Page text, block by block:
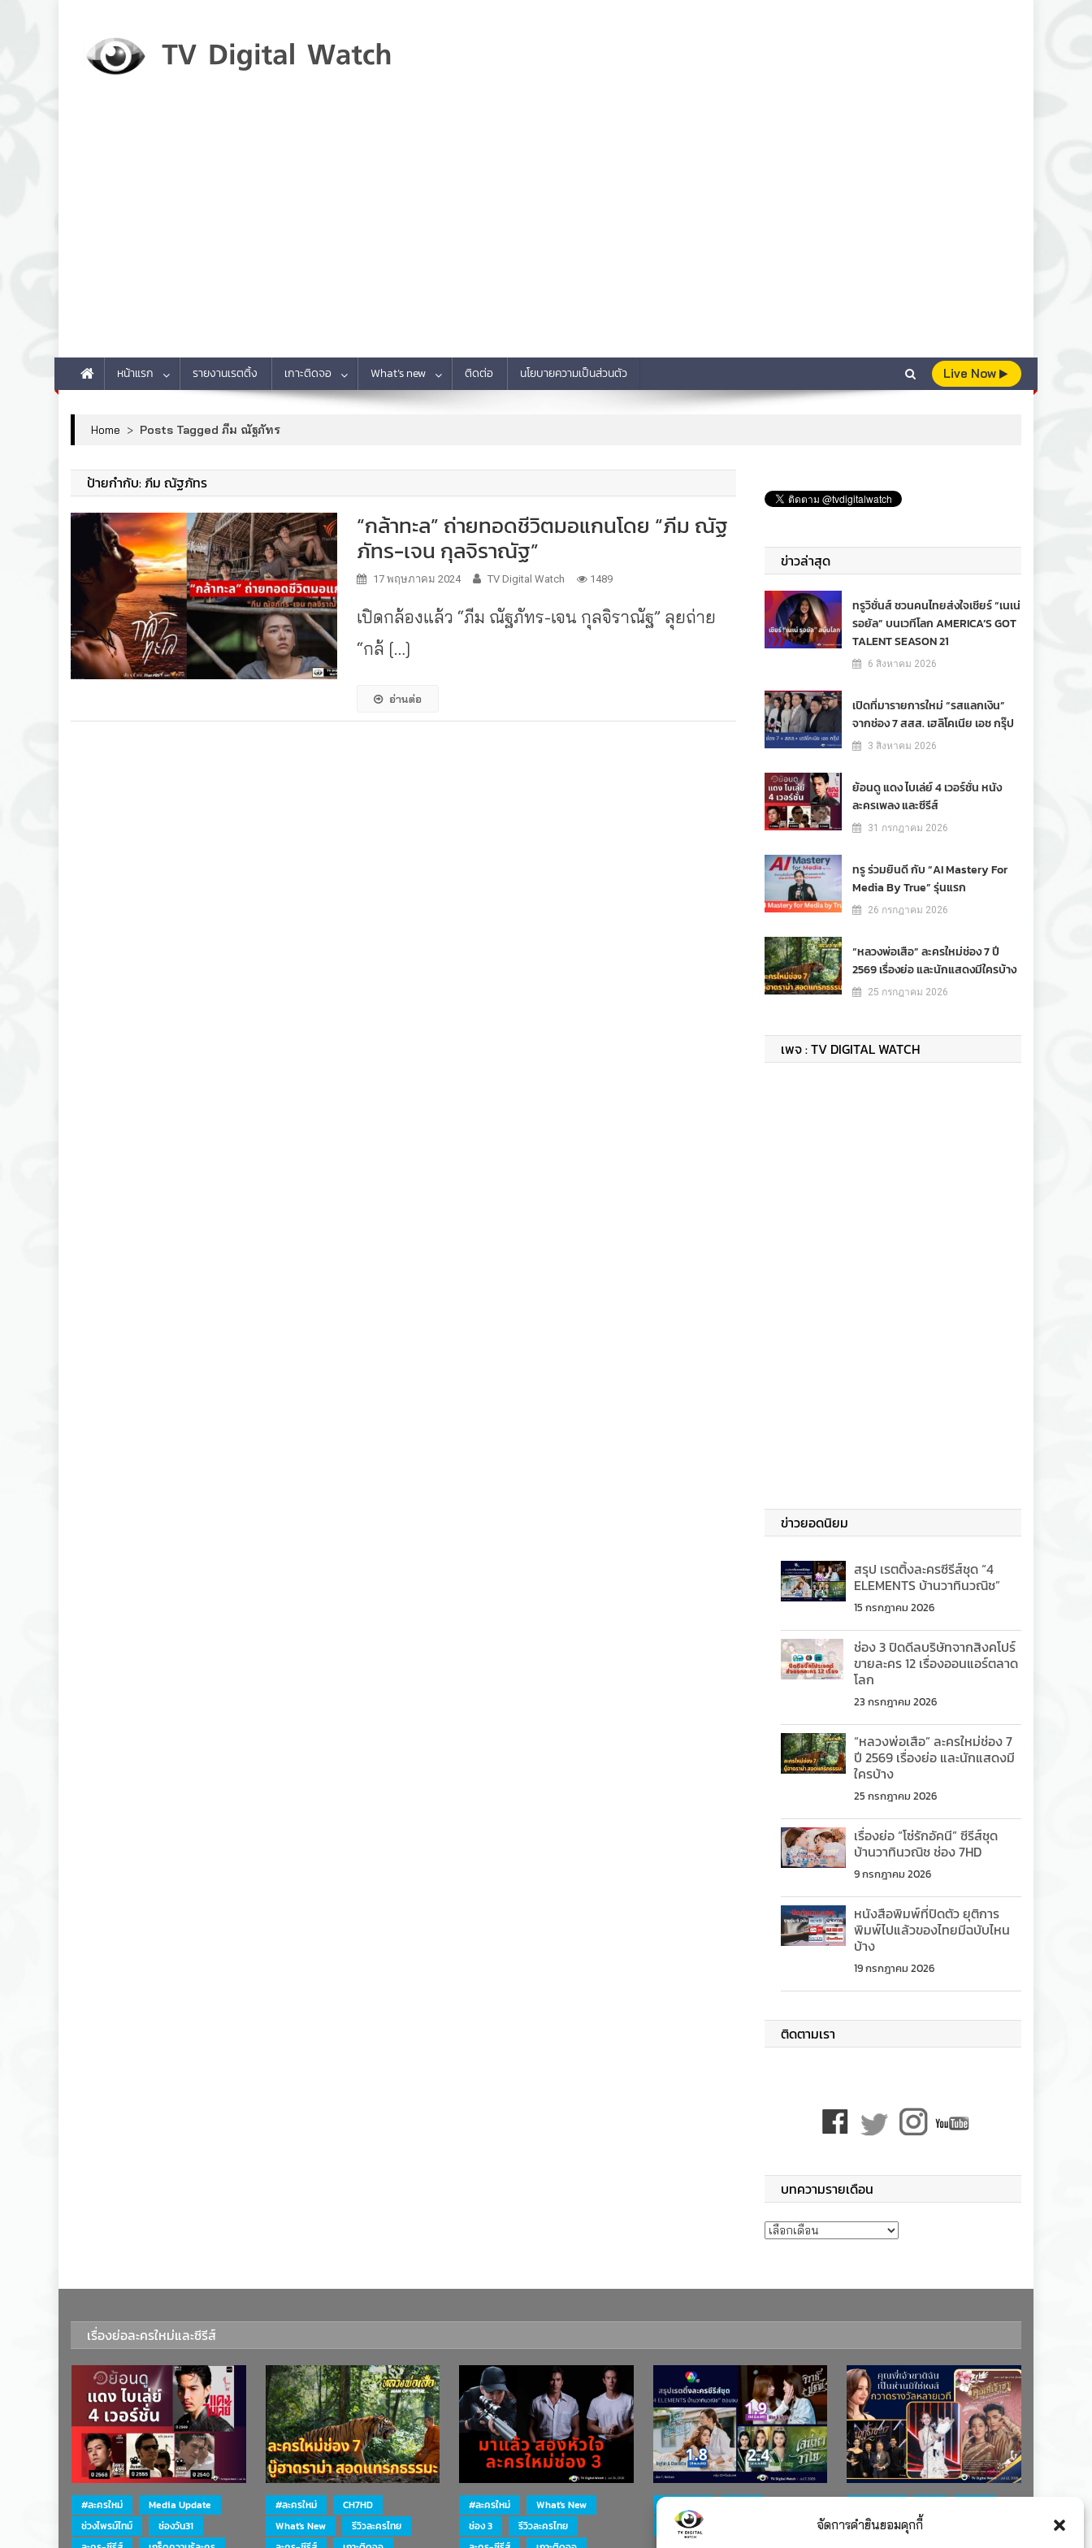
จัดการคำยินยอมคุกกี้
หน้าแรก รายงานเรตติ้ง เกาะติดจอ What’s new ติดต่อ นโยบายความเป็นส่วนตัว Live Now
Home > Posts Tagged ภีม ณัฐภัทร
ป้ายกำกับ:ภีม ณัฐภัทร
“กล้าทะล” ถ่ายทอดชีวิตมอแกนโดย “ภีม ณัฐ
ภัทร-เจน กุลจิราณัฐ”
17 พฤษภาคม 2024 TV Digital Watch 1489
เปิดกล้องแล้ว “ภีม ณัฐภัทร-เจน กุลจิราณัฐ” ลุยถ่าย
“กล้ […]
อ่านต่อ
ข่าวล่าสุด
ทรูวิชั่นส์ ชวนคนไทยส่งใจเชียร์ “เนเน่
รอยัล” บนเวทีโลก AMERICA’S GOT
TALENT SEASON 21
6 สิงหาคม 2026
เปิดที่มารายการใหม่ “รสแลกเงิน”
จากช่อง 7 สสส. เฮลิโคเนีย เอช กรุ๊ป
3 สิงหาคม 2026
ย้อนดู แดง ไบเล่ย์ 4 เวอร์ชั่น หนัง
ละครเพลง และซีรีส์
31 กรกฎาคม 2026
ทรู ร่วมยินดี กับ “AI Mastery For
Media By True” รุ่นแรก
26 กรกฎาคม 2026
“หลวงพ่อเสือ” ละครใหม่ช่อง 7 ปี
2569 เรื่องย่อ และนักแสดงมีใครบ้าง
25 กรกฎาคม 2026
เพจ : TV DIGITAL WATCH
ข่าวยอดนิยม
สรุป เรตติ้งละครซีรีส์ชุด “4
ELEMENTS บ้านวาทินวณิช”
15 กรกฎาคม 2026
ช่อง 3 ปิดดีลบริษัทจากสิงคโปร์
ขายละคร 12 เรื่องออนแอร์ตลาด
โลก
23 กรกฎาคม 2026
“หลวงพ่อเสือ” ละครใหม่ช่อง 7
ปี 2569 เรื่องย่อ และนักแสดงมี
ใครบ้าง
25 กรกฎาคม 2026
เรื่องย่อ “โซ่รักอัคนี” ซีรีส์ชุด
บ้านวาทินวณิช ช่อง 7HD
9 กรกฎาคม 2026
หนังสือพิมพ์ที่ปิดตัว ยุติการ
พิมพ์ไปแล้วของไทยมีฉบับไหน
บ้าง
19 กรกฎาคม 2026
ติดตามเรา
บทความรายเดือน
บทความรายเดือน
เรื่องย่อละครใหม่และซีรีส์
#ละครใหม่
Media Update
ช่วงไพรม์ไทม์
ช่องวัน31
#ละครใหม่
CH7HD
What's New
รีวิวละครไทย
#ละครใหม่
What's New
ช่อง 3
รีวิวละครไทย
ละคร-ซีรีส์
รางวัล
ละคร-ซีรีส์